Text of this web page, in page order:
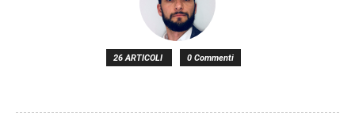
26 ARTICOLI 0 Commenti